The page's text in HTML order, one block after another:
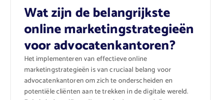
Wat zijn de belangrijkste
online marketingstrategieën
voor advocatenkantoren?
Het implementeren van effectieve online
marketingstrategieën is van cruciaal belang voor
advocatenkantoren om zich te onderscheiden en
potentiële cliënten aan te trekken in de digitale wereld.